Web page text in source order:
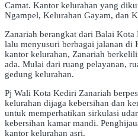
Camat. Kantor kelurahan yang
Ngampel, Kelurahan Gayam, dan
Zanariah berangkat dari Balai
lalu menyusuri berbagai jalanan di
kantor kelurahan, Zanariah
ada. Mulai dari ruang pelayanan,
gedung kelurahan.
Pj Wali Kota Kediri Zanariah
kelurahan dijaga kebersihan dan
untuk memperhatikan sirkulasi
kebersihan kamar mandi.
kantor kelurahan asri.